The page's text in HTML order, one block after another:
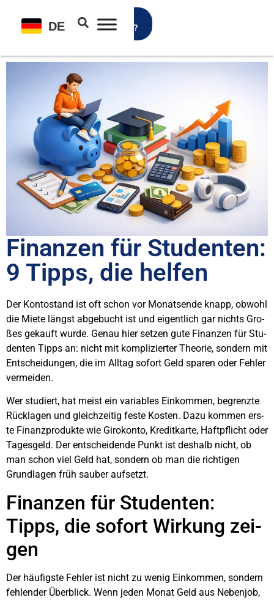
Gratis
Girokonto?
DE
Finan­zen für Stu­den­ten:
9 Tipps, die hel­fen
Der Kon­to­stand ist oft schon vor Monats­en­de knapp, obwohl
die Mie­te längst abge­bucht ist und eigent­lich gar nichts Gro­
ßes gekauft wur­de. Genau hier set­zen gute Finan­zen für Stu­
den­ten Tipps an: nicht mit kom­pli­zier­ter Theo­rie, son­dern mit
Ent­schei­dun­gen, die im All­tag sofort Geld spa­ren oder Feh­ler
ver­mei­den.
Wer stu­diert, hat meist ein varia­bles Ein­kom­men, begrenz­te
Rück­la­gen und gleich­zei­tig fes­te Kos­ten. Dazu kom­men ers­
te Finanz­pro­duk­te wie Giro­kon­to, Kre­dit­kar­te, Haft­pflicht oder
Tages­geld. Der ent­schei­den­de Punkt ist des­halb nicht, ob
man schon viel Geld hat, son­dern ob man die rich­ti­gen
Grund­la­gen früh sau­ber auf­setzt.
Finan­zen für Stu­den­ten:
Tipps, die sofort Wir­kung zei­
gen
Der häu­figs­te Feh­ler ist nicht zu wenig Ein­kom­men, son­dern
feh­len­der Über­blick. Wenn jeden Monat Geld aus Neben­job,